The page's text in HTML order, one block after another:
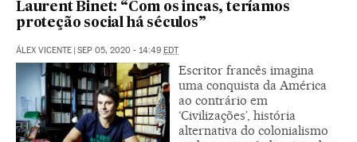
Laurent Binet: “Com os incas, teríamos
proteção social há séculos”
ÁLEX VICENTE SEP 05, 2020 - 14:49 EDT
Escritor francês imagina
uma conquista da América
ao contrário em
‘Civilizações’, história
alternativa do colonialismo